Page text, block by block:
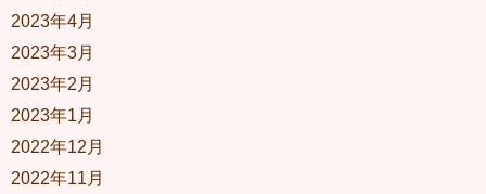
2023年4月
2023年3月
2023年2月
2023年1月
2022年12月
2022年11月